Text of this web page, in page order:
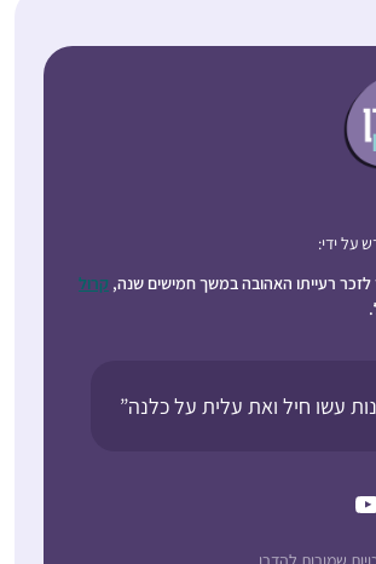
רעייתו האהובה במשך חמישים שנה, קרול
עשו חיל ואת עלית על כלנה”